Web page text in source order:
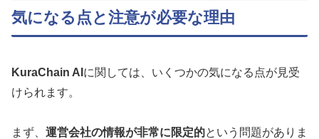
気になる点と注意が必要な理由
KuraChain AI に関しては、いくつかの気になる点が見受
けられます。
まず、 運営会社の情報が非常に限定的という問題がありま